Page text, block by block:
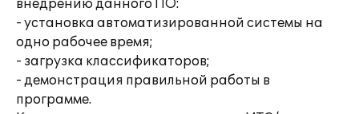
внедрению данного ПО:
- установка автоматизированной системы на
одно рабочее время;
- загрузка классификаторов;
- демонстрация правильной работы в
программе.